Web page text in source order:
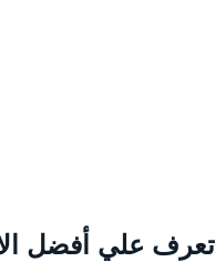
علي أفضل